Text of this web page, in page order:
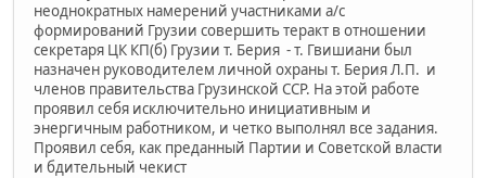
неоднократных намерений участниками а/с
формирований Грузии совершить теракт в отношении
секретаря ЦК КП(б) Грузии т. Берия - т. Гвишиани был
назначен руководителем личной охраны т. Берия Л.П. и
членов правительства Грузинской ССР. На этой работе
проявил себя исключительно инициативным и
энергичным работником, и четко выполнял все задания.
Проявил себя, как преданный Партии и Советской власти
и бдительный чекист